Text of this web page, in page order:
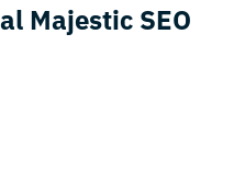
Majestic SEO